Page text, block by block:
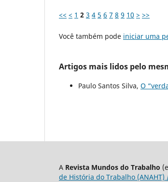
<< < 1 2 3 4 5 6 7 8 9 10 > >>
Você também pode iniciar uma
Artigos mais lidos pelo
Paulo Santos Silva, O
A Revista Mundos do Trabalho
de História do Trabalho